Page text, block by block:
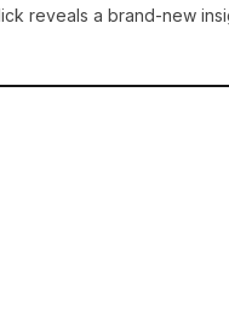
reveals a brand-new